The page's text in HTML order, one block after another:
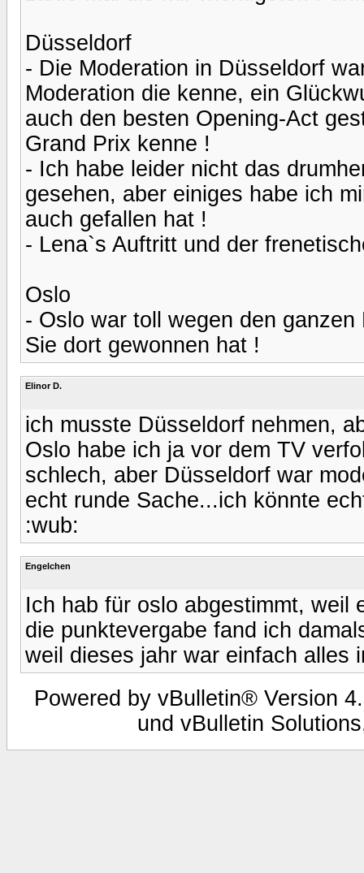
Düsseldorf
- Die Moderation in Düsseldorf
Moderation die kenne, ein
auch den besten Opening-Act
Grand Prix kenne !
- Ich habe leider nicht das
gesehen, aber einiges habe ich
auch gefallen hat !
- Lena`s Auftritt und der
Oslo
- Oslo war toll wegen den
Sie dort gewonnen hat !
Elinor D.
ich musste Düsseldorf nehmen,
Oslo habe ich ja vor dem TV
schlech, aber Düsseldorf war
echt runde Sache...ich könnte
:wub:
Engelchen
Ich hab für oslo abgestimmt, weil
die punktevergabe fand ich
weil dieses jahr war einfach alles
Powered by vBulletin® Version
und vBulletin